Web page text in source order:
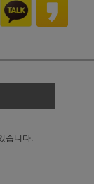
습니다.